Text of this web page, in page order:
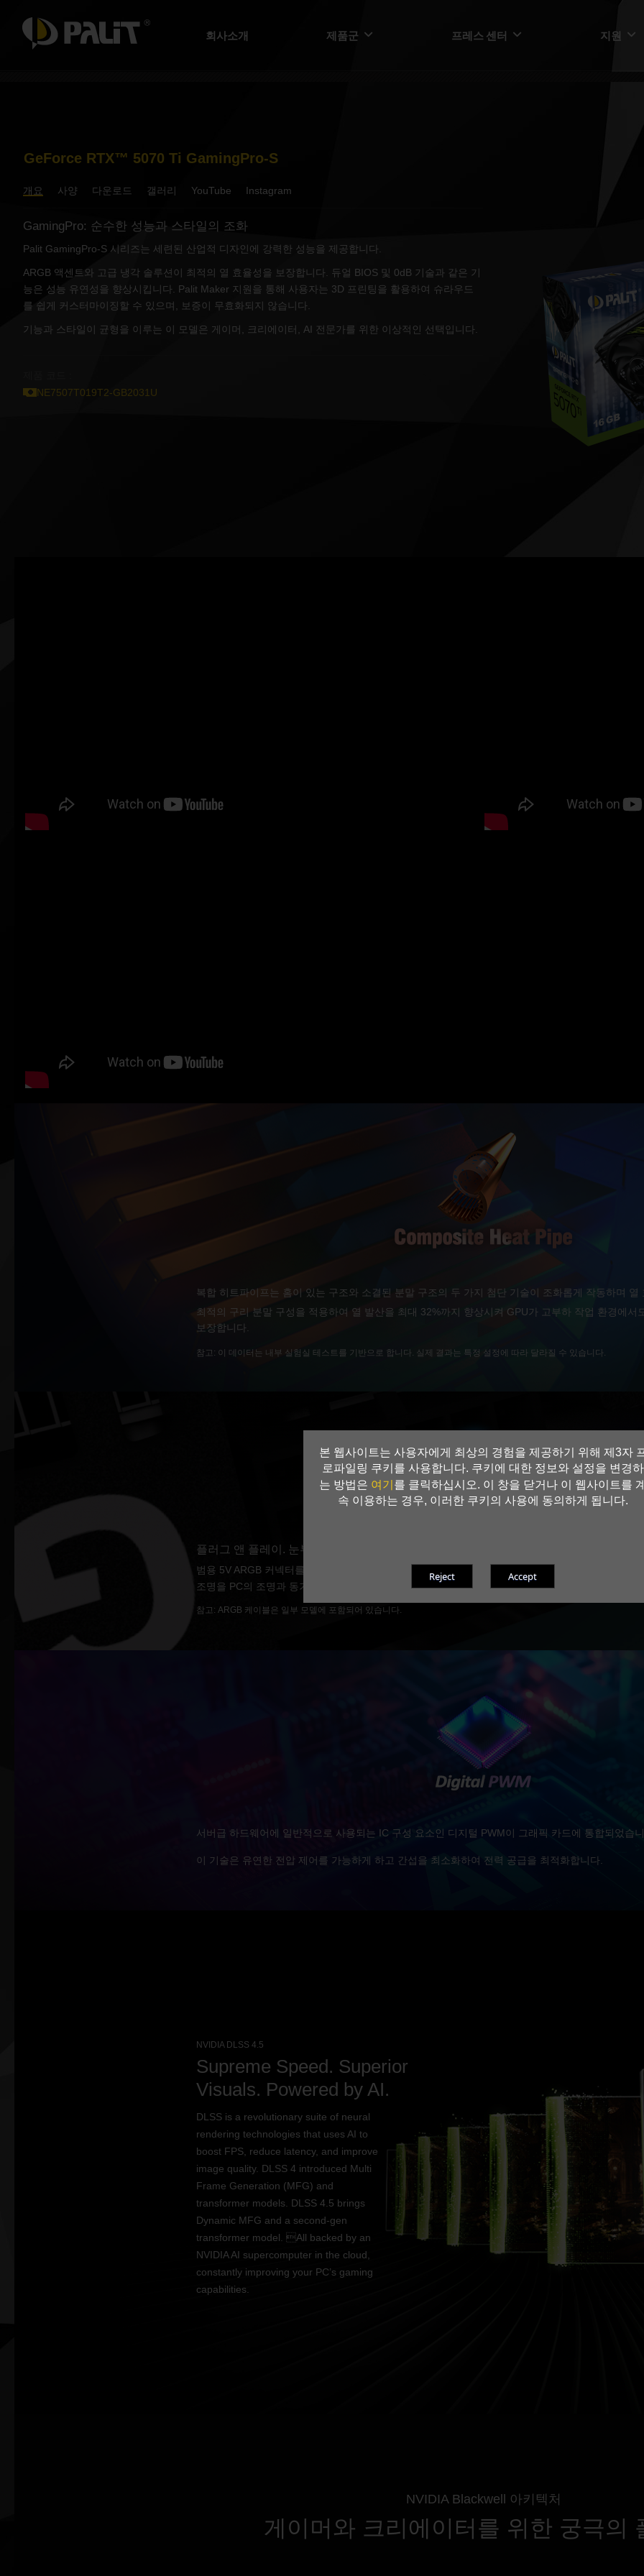
본 웹사이트는 사용자에게 최상의 경험을 제공하기 위해 제3자
로파일링 쿠키를 사용합니다. 쿠키에 대한 정보와 설정을 변경하
는 방법은 여기를 클릭하십시오. 이 창을 닫거나 이 웹사이트를
속 이용하는 경우, 이러한 쿠키의 사용에 동의하게 됩니다.
회사소개 제품군 프레스 센터 지원
GeForce RTX™ 5070 Ti GamingPro-S
개요 사양 다운로드 갤러리 YouTube Instagram
GamingPro: 순수한 성능과 스타일의 조화
Palit GamingPro-S 시리즈는 세련된 산업적 디자인에 강력한 성능을 제공합니다.
ARGB 액센트와 고급 냉각 솔루션이 최적의 열 효율성을 보장합니다. 듀얼 BIOS 및 0dB 기술과 같은 기
능은 성능 유연성을 향상시킵니다. Palit Maker 지원을 통해 사용자는 3D 프린팅을 활용하여 슈라우드
를 쉽게 커스터마이징할 수 있으며, 보증이 무효화되지 않습니다.
기능과 스타일이 균형을 이루는 이 모델은 게이머, 크리에이터, AI 전문가를 위한 이상적인 선택입니다.
NE7507T019T2-GB2031U
복합 히트파이프는 홈이 있는 구조와 소결된 분말 구조의 두 가지 첨단 기술이 조화롭게 작동하며 열
최적의 구리 분말 구성을 적용하여 열 발산을 최대 32%까지 향상시켜 GPU가 고부하 작업 환경에서
보장합니다.
참고: 이 데이터는 내부 실험실 테스트를 기반으로 합니다. 실제 결과는 특정 설정에 따라 달라질 수 있습니다.
플러그 앤 플레이. 눈부신 조화.
범용 5V ARGB 커넥터를 통해 조명 동기화를 용이하게 구현할 수 있습니다. 추가 소프트웨어 없이
조명을 PC의 조명과 동기화할 수 있습니다.
참고: ARGB 케이블은 일부 모델에 포함되어 있습니다.
서버급 하드웨어에 일반적으로 사용되는 IC 구성 요소인 디지털 PWM이 그래픽 카드에 통합되었습
이 기술은 유연한 전압 제어를 가능하게 하고 간섭을 최소화하여 전력 공급을 최적화합니다.
NVIDIA DLSS 4.5
Supreme Speed. Superior
Visuals. Powered by AI.
DLSS is a revolutionary suite of neural
rendering technologies that uses AI to
boost FPS, reduce latency, and improve
image quality. DLSS 4 introduced Multi
Frame Generation (MFG) and
transformer models. DLSS 4.5 brings
Dynamic MFG and a second-gen
transformer model. All backed by an
NVIDIA AI supercomputer in the cloud,
constantly improving your PC’s gaming
capabilities.
NVIDIA Blackwell 아키텍처
게이머와 크리에이터를 위한 궁극의